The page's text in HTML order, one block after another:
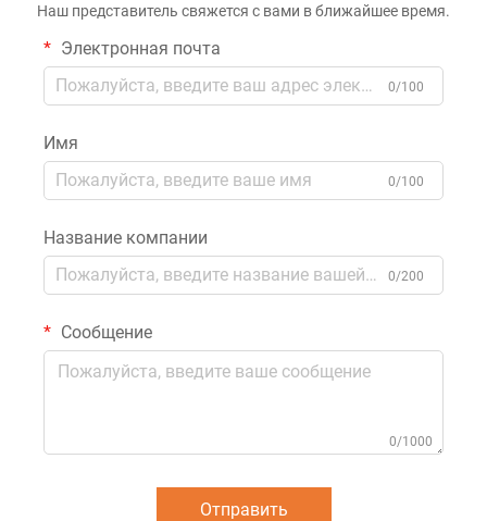
Наш представитель свяжется с вами в ближайшее время.
Электронная почта
0/100
Имя
0/100
Название компании
0/200
Сообщение
0/1000
Отправить